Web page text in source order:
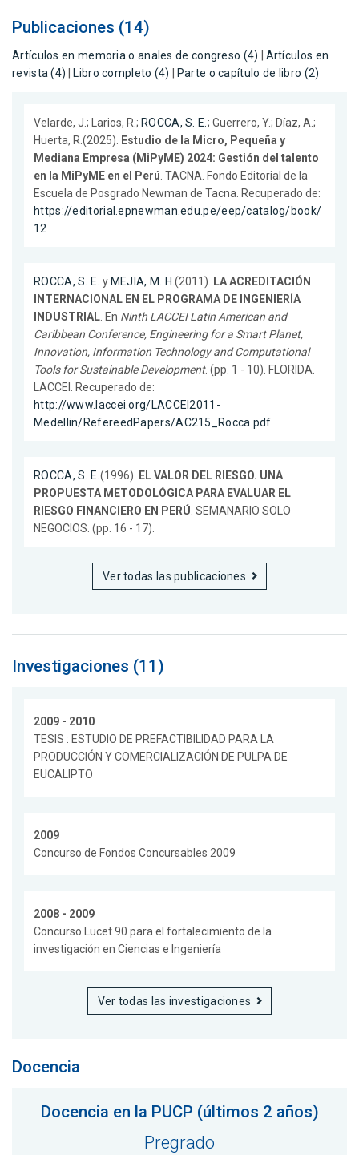
Publicaciones (14)
Artículos en memoria o anales de congreso (4)
Artículos en
revista (4)
Libro completo (4) Parte o capítulo de libro (2)
Velarde, J.; Larios, R.; ROCCA, S. E. ; Guerrero, Y.; Díaz, A.;
Huerta, R.(2025).
Estudio de la Micro, Pequeña y
Mediana Empresa (MiPyME) 2024: Gestión del talento
en la MiPyME en el Perú . TACNA. Fondo Editorial de la
Escuela de Posgrado Newman de Tacna. Recuperado de:
https://editorial.epnewman.edu.pe/eep/catalog/book/
12
ROCCA, S. E. y MEJIA, M. H.(2011).
LA ACREDITACIÓN
INTERNACIONAL EN EL PROGRAMA DE INGENIERÍA
INDUSTRIAL . En Ninth LACCEI Latin American and
Caribbean Conference, Engineering for a Smart Planet,
Innovation, Information Technology and Computational
Tools for Sustainable Development. (pp. 1 - 10). FLORIDA.
LACCEI. Recuperado de:
http://www.laccei.org/LACCEI2011-
Medellin/RefereedPapers/AC215_Rocca.pdf
ROCCA, S. E. (1996).
EL VALOR DEL RIESGO. UNA
PROPUESTA METODOLÓGICA PARA EVALUAR EL
RIESGO FINANCIERO EN PERÚ . SEMANARIO SOLO
NEGOCIOS. (pp. 16 - 17).
Ver todas las publicaciones
Investigaciones (11)
2009 - 2010
TESIS : ESTUDIO DE PREFACTIBILIDAD PARA LA
PRODUCCIÓN Y COMERCIALIZACIÓN DE PULPA DE
EUCALIPTO
2009
Concurso de Fondos Concursables 2009
2008 - 2009
Concurso Lucet 90 para el fortalecimiento de la
investigación en Ciencias e Ingeniería
Ver todas las investigaciones
Docencia
Docencia en la PUCP (últimos 2 años)
Pregrado